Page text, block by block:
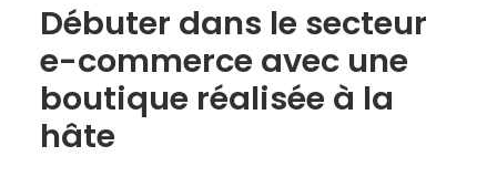
Débuter dans le secteur
e-commerce avec une
boutique réalisée à la
hâte